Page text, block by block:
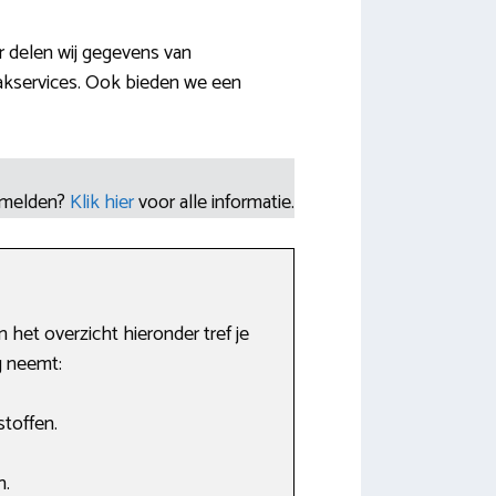
wij gegevens van
Ook bieden we een
Klik hiervoor alle informatie.
het overzicht hieronder tref je